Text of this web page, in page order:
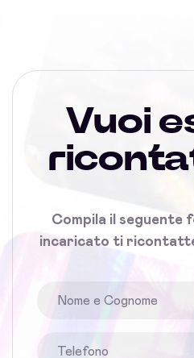
Vuoi
Compila il seguente
incaricato ti